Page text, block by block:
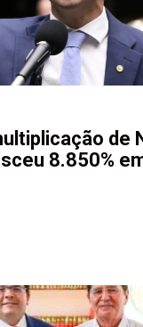
de
8.850%